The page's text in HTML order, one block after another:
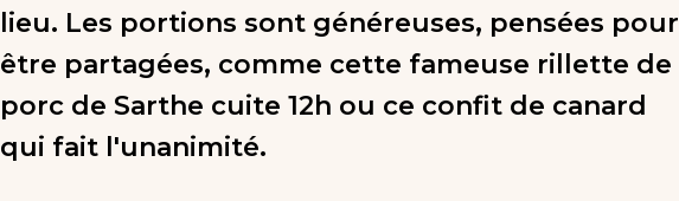
lieu. Les portions sont généreuses, pensées pour
être partagées, comme cette fameuse rillette de
porc de Sarthe cuite 12h ou ce confit de canard
qui fait l'unanimité.